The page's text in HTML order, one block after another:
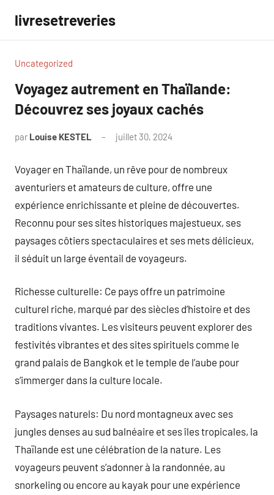
contenu
livresetreveries
Uncategorized
Voyagez autrement en Thaïlande:
Découvrez ses joyaux cachés
par Louise KESTEL juillet 30, 2024
Voyager en Thaïlande, un rêve pour de nombreux
aventuriers et amateurs de culture, offre une
expérience enrichissante et pleine de découvertes.
Reconnu pour ses sites historiques majestueux, ses
paysages côtiers spectaculaires et ses mets délicieux,
il séduit un large éventail de voyageurs.
Richesse culturelle: Ce pays offre un patrimoine
culturel riche, marqué par des siècles d’histoire et des
traditions vivantes. Les visiteurs peuvent explorer des
festivités vibrantes et des sites spirituels comme le
grand palais de Bangkok et le temple de l’aube pour
s’immerger dans la culture locale.
Paysages naturels: Du nord montagneux avec ses
jungles denses au sud balnéaire et ses îles tropicales, la
Thaïlande est une célébration de la nature. Les
voyageurs peuvent s’adonner à la randonnée, au
snorkeling ou encore au kayak pour une expérience